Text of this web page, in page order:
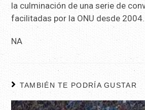
la culminación de una serie de
facilitadas por la ONU desde 2004.
NA
TAMBIÉN TE PODRÍA GUSTAR